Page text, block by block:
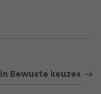
Bewuste keuzes